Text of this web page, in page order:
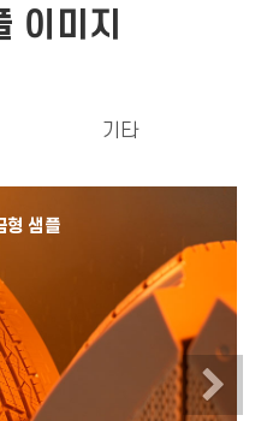
이미지
기타
형 샘플